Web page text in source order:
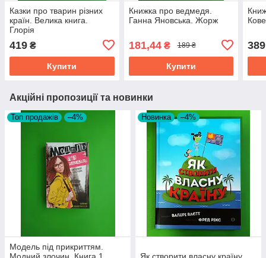
Казки про тварин різних
країн. Велика книга.
Глорія
419 ₴
Купити
Книжка про ведмедя.
Ганна Яновська. Жорж
181,44₴ 189 ₴
Купити
389
Акційні пропозиції та новинки
Топ продажів –4%
Модель під прикриттям.
Новинка –4%